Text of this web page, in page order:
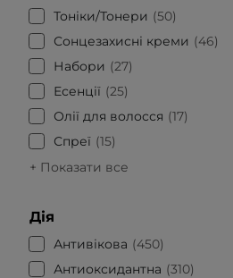
Тоніки/Тонери
50
Сонцезахисні креми
46
Набори
27
Есенції 25
Олії для волосся
17
Спреї 15
+ Показати все
Дія
Антивікова
450
Антиоксидантна
310